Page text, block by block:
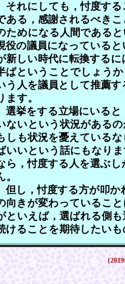
それにしても，忖度する
ある，感謝されるべき
ためになる人間である
役の議員になっている
新しい時代に転換する
ばということでしょう
う人を議員として推薦
ます。
選挙をする立場にいると
ないという状況がある
しも状況を憂えている
いいという話にもなり
ら，忖度する人を選ぶ
。
但し，忖度する方が叩か
向きが変わっているこ
といえば，選ばれる側
けることを期待したい
（